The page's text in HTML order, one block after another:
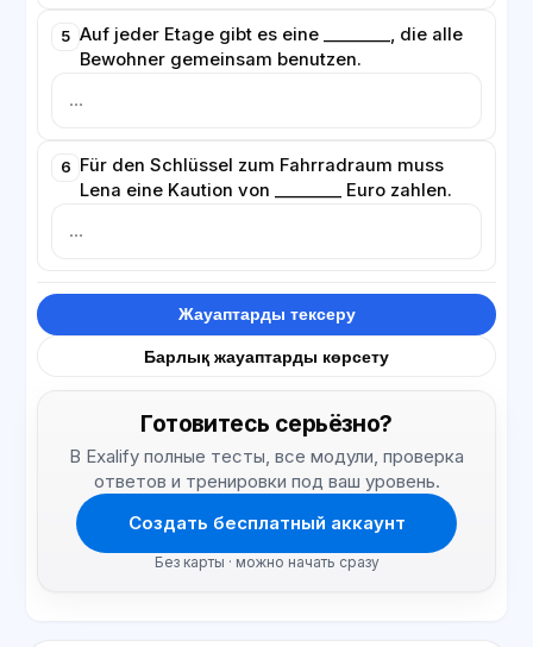
5 Auf jeder Etage gibt es eine ________, die alle
Bewohner gemeinsam benutzen.
6 Für den Schlüssel zum Fahrradraum muss
Lena eine Kaution von ________ Euro zahlen.
Жауаптарды тексеру
Барлық жауаптарды көрсету
Готовитесь серьёзно?
В Exalify полные тесты, все модули, проверка
ответов и тренировки под ваш уровень.
Создать бесплатный аккаунт
Без карты · можно начать сразу